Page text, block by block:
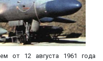
от 12 августа 1961 года